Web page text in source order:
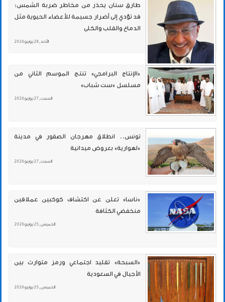
طارق سنان يحذر من مخاطر ضربة الشمس:
قد تؤدي إلى أضرار جسيمة للأعضاء الحيوية مثل
الدماغ والقلب والكلى
الأحد , 28 يونيو 2026
«الإنتاج البرامجي» تنتج الموسم الثاني من
مسلسل «ست شباب»
السبت , 27 يونيو 2026
تونس.. انطلاق مهرجان الصقور في مدينة
«لهوارية» بعروض ميدانية
السبت , 27 يونيو 2026
«ناسا» تعلن عن اكتشاف كوكبين عملاقين
منخفضي الكثافة
الخميس , 25 يونيو 2026
«السبحة» تقليد اجتماعي ورمز متوارث بين
الأجيال في السعودية
الخميس , 25 يونيو 2026